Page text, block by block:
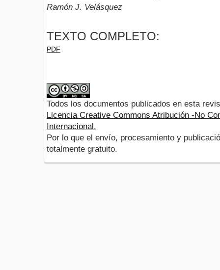
Ramón J. Velásquez
TEXTO COMPLETO:
PDF
Todos los documentos publicados en esta
Licencia Creative Commons Atribución -No
Internacional.
Por lo que el envío, procesamiento y
totalmente gratuito.